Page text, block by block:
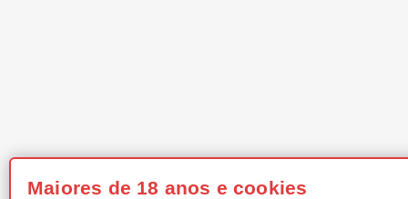
Maiores de 18 anos e cookies